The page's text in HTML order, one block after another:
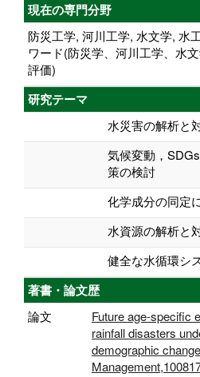
現在の専門分野
防災工学, 河川工学, 水文学, 水
ワード(防災学、河川工学、水
評価)
研究テーマ
水災害の解析と
気候変動，
策の検討
化学成分の同定
水資源の解析と
健全な水循環シ
著書・論文歴
論文
Future age-specific
rainfall disasters
demographic